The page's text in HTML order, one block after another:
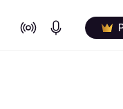
On Air Podcasts